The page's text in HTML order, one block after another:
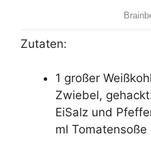
Zutaten:
1 großer
Zwiebel,
EiSalz und
ml Tomatensoße